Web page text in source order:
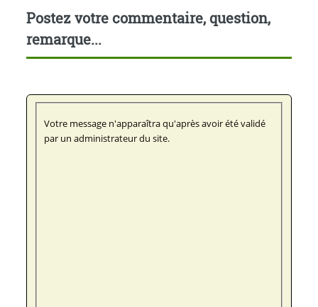
Postez votre commentaire, question,
remarque...
Votre message n'apparaîtra qu'après avoir été validé
par un administrateur du site.